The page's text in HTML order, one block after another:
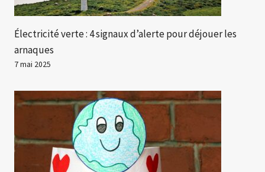
Électricité verte : 4 signaux d’alerte pour déjouer les
arnaques
7 mai 2025